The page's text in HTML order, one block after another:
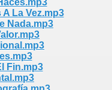
La Vez.mp3
Nada.mp3
Fin.mp3